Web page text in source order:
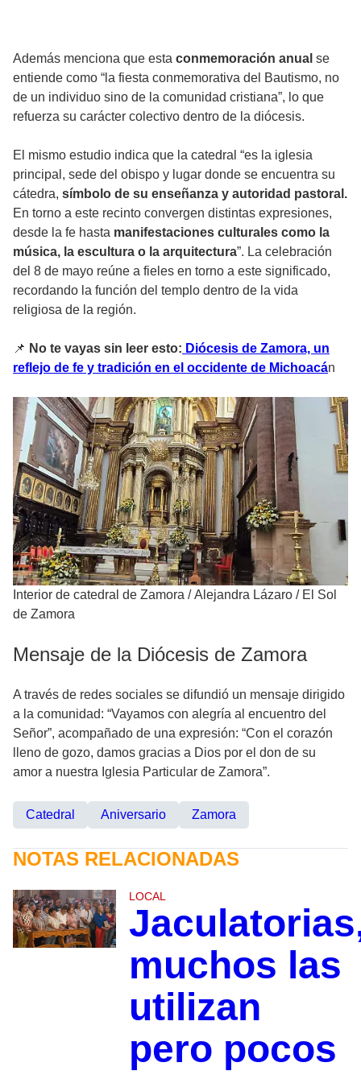
Además menciona que esta conmemoración anual se
entiende como “la fiesta conmemorativa del Bautismo, no
de un individuo sino de la comunidad cristiana”, lo que
refuerza su carácter colectivo dentro de la diócesis.
El mismo estudio indica que la catedral “es la iglesia
principal, sede del obispo y lugar donde se encuentra su
cátedra, símbolo de su enseñanza y autoridad pastoral.
En torno a este recinto convergen distintas expresiones,
desde la fe hasta manifestaciones culturales como la
música, la escultura o la arquitectura”. La celebración
del 8 de mayo reúne a fieles en torno a este significado,
recordando la función del templo dentro de la vida
religiosa de la región.
📌 No te vayas sin leer esto: Diócesis de Zamora, un
reflejo de fe y tradición en el occidente de Michoacán
Interior de catedral de Zamora /Alejandra Lázaro / El Sol
de Zamora
Mensaje de la Diócesis de Zamora
A través de redes sociales se difundió un mensaje dirigido
a la comunidad: “Vayamos con alegría al encuentro del
Señor”, acompañado de una expresión: “Con el corazón
lleno de gozo, damos gracias a Dios por el don de su
amor a nuestra Iglesia Particular de Zamora”.
Catedral Aniversario Zamora
NOTAS RELACIONADAS
LOCAL
muchos las
utilizan
pero pocos